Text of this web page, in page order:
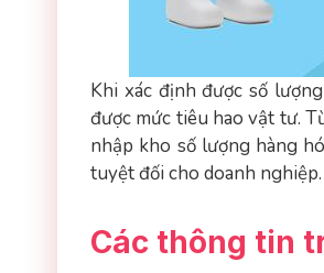
Khi xác định được số
được mức tiêu hao vật tư.
nhập kho số lượng hàng
tuyệt đối cho doanh nghiệp.
Các thông tin